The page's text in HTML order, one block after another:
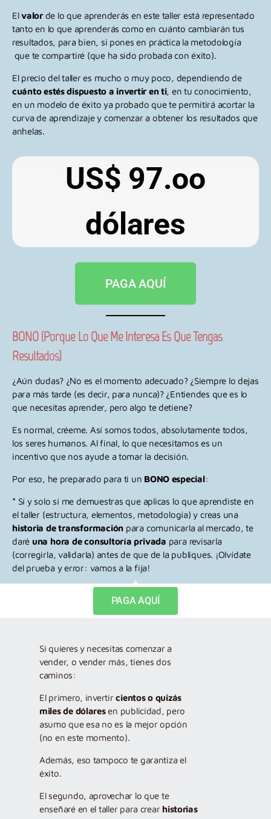
Elvalorde lo que aprenderás en este taller está representado
tanto en lo que aprenderás como en cuánto cambiarán tus
resultados, para bien, si pones en práctica la metodología
que te compartiré (que ha sido probada con éxito).
El precio del taller es mucho o muy poco, dependiendo de
cuánto estés dispuesto a invertir en ti, en tu conocimiento,
en un modelo de éxito ya probado que te permitirá acortar la
curva de aprendizaje y comenzar a obtener los resultados que
anhelas.
US$ 97.oo
dólares
PAGA AQUÍ
BONO (porque Lo Que Me Interesa Es Que Tengas
Resultados)
¿Aún dudas? ¿No es el momento adecuado? ¿Siempre lo dejas
para más tarde (es decir, para nunca)? ¿Entiendes que es lo
que necesitas aprender, pero algo te detiene?
Es normal, créeme. Así somos todos, absolutamente todos,
los seres humanos. Al final, lo que necesitamos es un
incentivo que nos ayude a tomar la decisión.
Por eso, he preparado para ti un BONO especial:
* Sí y solo sí me demuestras que aplicas lo que aprendiste en
el taller (estructura, elementos, metodología) y creas una
historia de transformación para comunicarla al mercado, te
daré una hora de consultoría privada para revisarla
(corregirla, validarla) antes de que de la publiques. ¡Olvídate
del prueba y error: vamos a la fija!
PAGA AQUÍ
Si quieres y necesitas comenzar a
vender, o vender más, tienes dos
caminos:
El primero, invertircientos o quizás
miles de dólaresen publicidad, pero
asumo que esa no es la mejor opción
(no en este momento).
Además, eso tampoco te garantiza el
éxito.
El segundo, aprovechar lo que te
enseñaré en el taller para crear historias